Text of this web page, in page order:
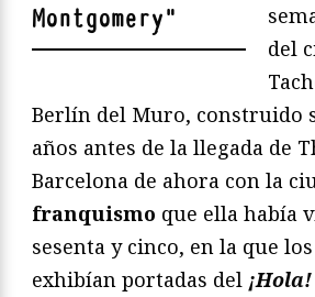
Montgomery"
del
Berlín del Muro, construido
años antes de la llegada de
Barcelona de ahora con la
franquismo que ella había
sesenta y cinco, en la que
exhibían portadas del ¡Hola!